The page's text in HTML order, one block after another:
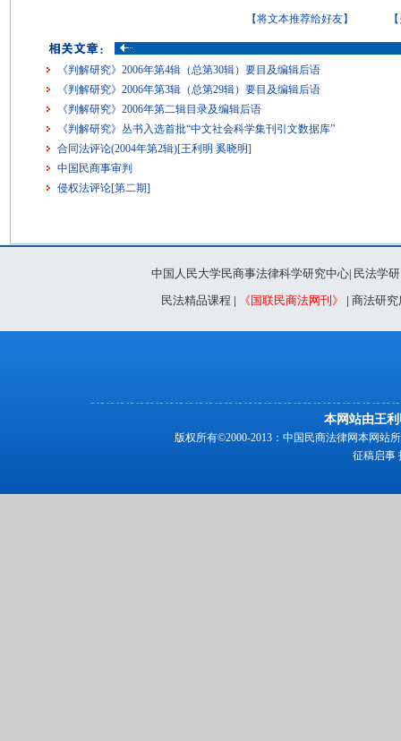
【将文本推荐给好友】
《判解研究》2006年第4辑（总第30辑）要目及编辑后语
《判解研究》2006年第3辑（总第29辑）要目及编辑后语
《判解研究》2006年第二辑目录及编辑后语
《判解研究》丛书入选首批“中文社会科学集刊引文数据库”
合同法评论(2004年第2辑)[王利明 奚晓明]
中国民商事审判
侵权法评论[第二期]
中国人民大学民商事法律科学研究中心| 民法学
民法精品课程 | 《国联民商法网刊》 | 商法研究
本网站由王
版权所有©2000-2013：中国民商法律网本网站
征稿启事